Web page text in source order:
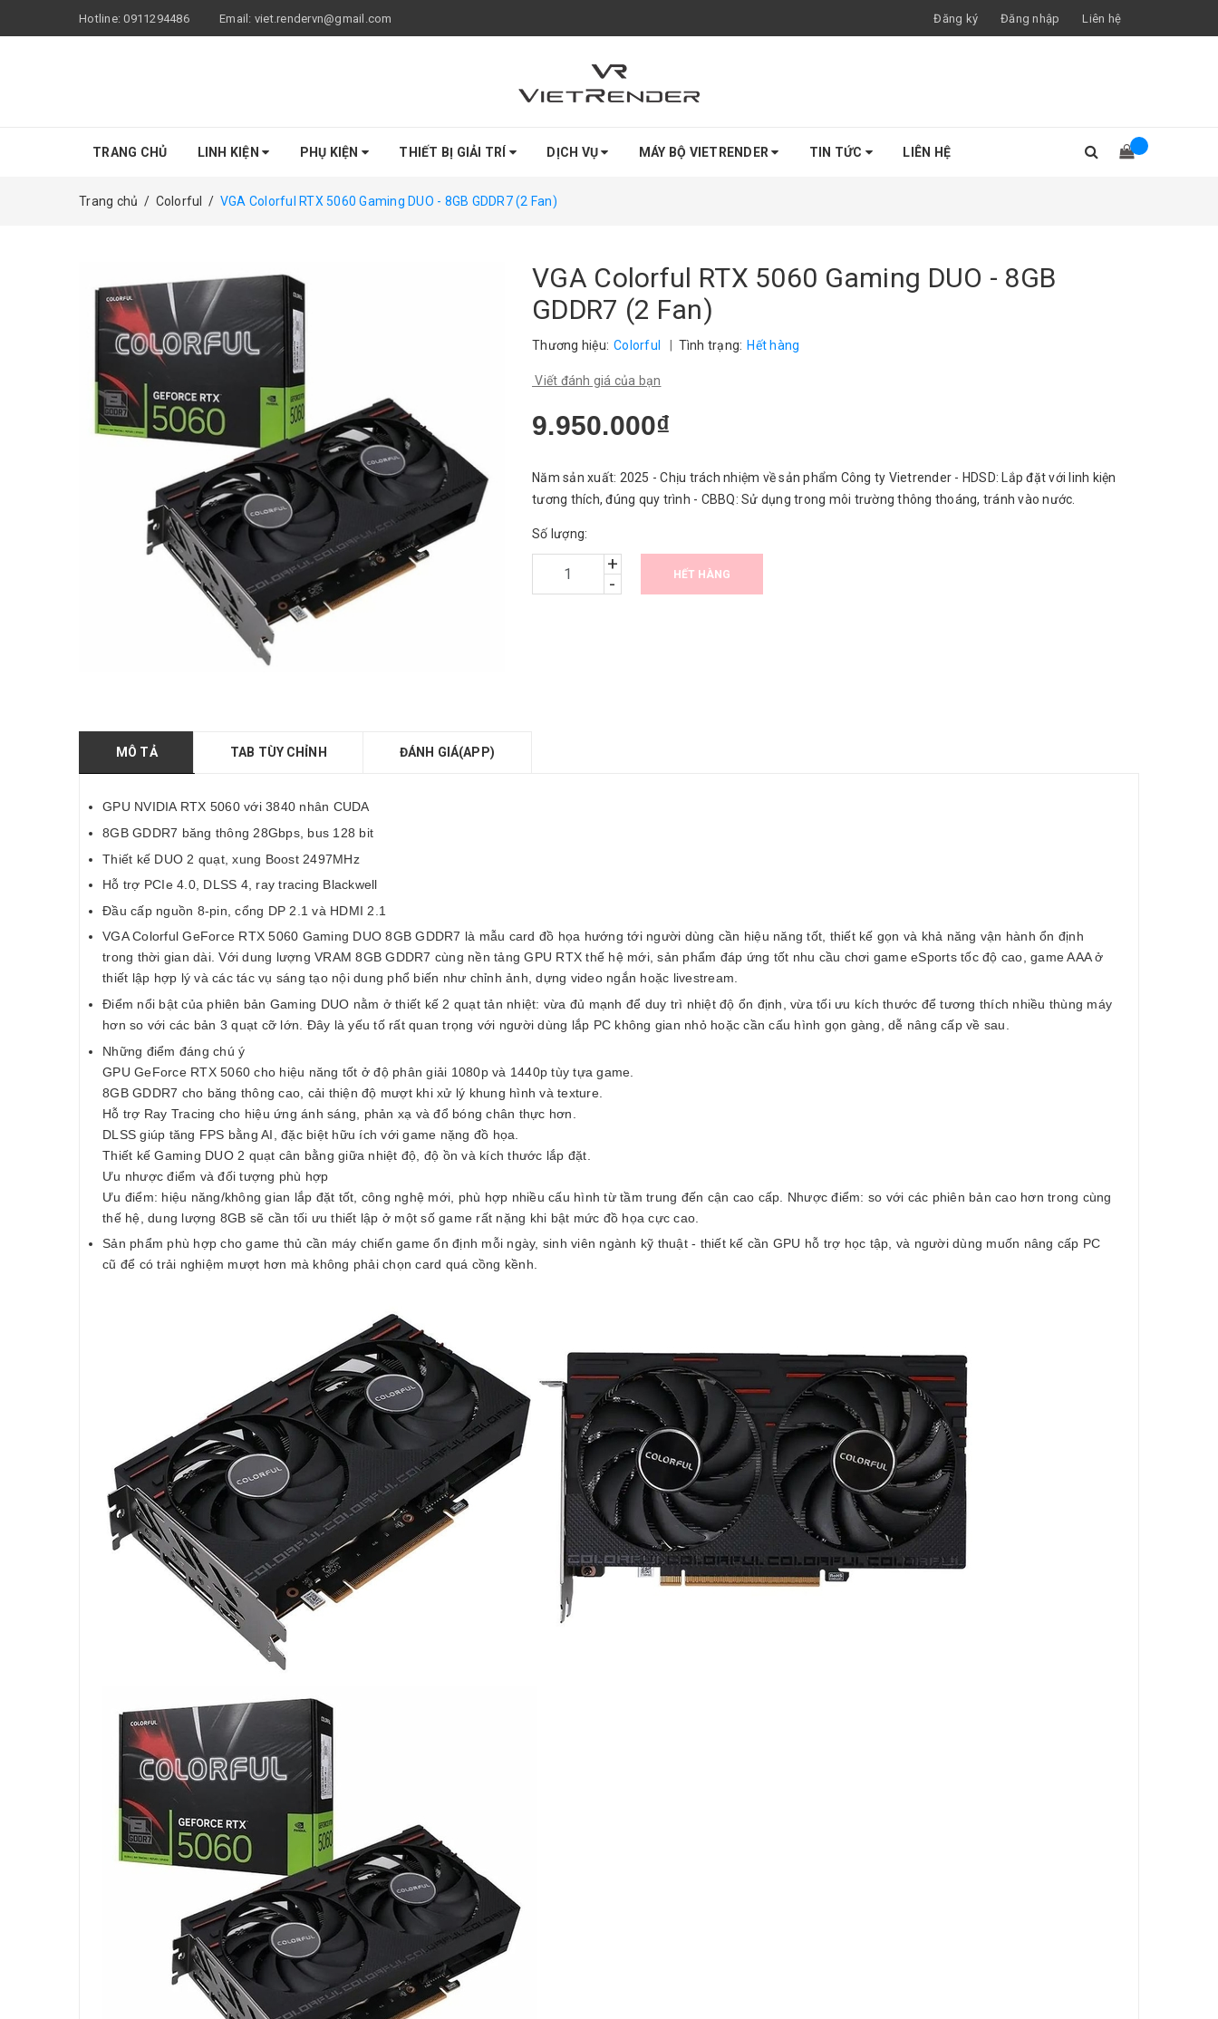
Hotline:0911294486 Email: viet.rendervn@gmail.com Đăng ký Đăng nhập Liên hệ
TRANG CHỦ LINH KIỆN PHỤ KIỆN THIẾT BỊ GIẢI TRÍ DỊCH VỤ MÁY BỘ VIETRENDER TIN TỨC LIÊN HỆ
Trang chủ / Colorful / VGA Colorful RTX 5060 Gaming DUO - 8GB GDDR7 (2 Fan)
VGA Colorful RTX 5060 Gaming DUO - 8GB
GDDR7 (2 Fan)
Thương hiệu: Colorful Tình trạng: Hết hàng
Viết đánh giá của bạn
9.950.000₫
Năm sản xuất: 2025 - Chịu trách nhiệm về sản phẩm Công ty Vietrender - HDSD: Lắp đặt với linh kiện
tương thích, đúng quy trình - CBBQ: Sử dụng trong môi trường thông thoáng, tránh vào nước.
Số lượng:
+
-
HẾT HÀNG
MÔ TẢ TAB TÙY CHỈNH ĐÁNH GIÁ(APP)
GPU NVIDIA RTX 5060 với 3840 nhân CUDA
8GB GDDR7 băng thông 28Gbps, bus 128 bit
Thiết kế DUO 2 quạt, xung Boost 2497MHz
Hỗ trợ PCIe 4.0, DLSS 4, ray tracing Blackwell
Đầu cấp nguồn 8-pin, cổng DP 2.1 và HDMI 2.1
VGA Colorful GeForce RTX 5060 Gaming DUO 8GB GDDR7 là mẫu card đồ họa hướng tới người dùng cần hiệu năng tốt, thiết kế gọn và khả năng vận hành ổn định
trong thời gian dài. Với dung lượng VRAM 8GB GDDR7 cùng nền tảng GPU RTX thế hệ mới, sản phẩm đáp ứng tốt nhu cầu chơi game eSports tốc độ cao, game AAA ở
thiết lập hợp lý và các tác vụ sáng tạo nội dung phổ biến như chỉnh ảnh, dựng video ngắn hoặc livestream.
Điểm nổi bật của phiên bản Gaming DUO nằm ở thiết kế 2 quạt tản nhiệt: vừa đủ mạnh để duy trì nhiệt độ ổn định, vừa tối ưu kích thước để tương thích nhiều thùng máy
hơn so với các bản 3 quạt cỡ lớn. Đây là yếu tố rất quan trọng với người dùng lắp PC không gian nhỏ hoặc cần cấu hình gọn gàng, dễ nâng cấp về sau.
Những điểm đáng chú ý
GPU GeForce RTX 5060 cho hiệu năng tốt ở độ phân giải 1080p và 1440p tùy tựa game.
8GB GDDR7 cho băng thông cao, cải thiện độ mượt khi xử lý khung hình và texture.
Hỗ trợ Ray Tracing cho hiệu ứng ánh sáng, phản xạ và đổ bóng chân thực hơn.
DLSS giúp tăng FPS bằng AI, đặc biệt hữu ích với game nặng đồ họa.
Thiết kế Gaming DUO 2 quạt cân bằng giữa nhiệt độ, độ ồn và kích thước lắp đặt.
Ưu nhược điểm và đối tượng phù hợp
Ưu điểm: hiệu năng/không gian lắp đặt tốt, công nghệ mới, phù hợp nhiều cấu hình từ tầm trung đến cận cao cấp. Nhược điểm: so với các phiên bản cao hơn trong cùng
thế hệ, dung lượng 8GB sẽ cần tối ưu thiết lập ở một số game rất nặng khi bật mức đồ họa cực cao.
Sản phẩm phù hợp cho game thủ cần máy chiến game ổn định mỗi ngày, sinh viên ngành kỹ thuật - thiết kế cần GPU hỗ trợ học tập, và người dùng muốn nâng cấp PC
cũ để có trải nghiệm mượt hơn mà không phải chọn card quá cồng kềnh.